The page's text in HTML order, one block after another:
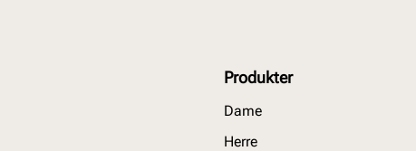
Produkter
Dame
Herre